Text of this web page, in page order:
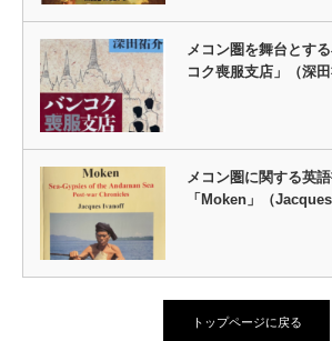
メコン圏を舞台とす
コク喪服支店」（深
メコン圏に関する英
「Moken」（
トップページに戻る